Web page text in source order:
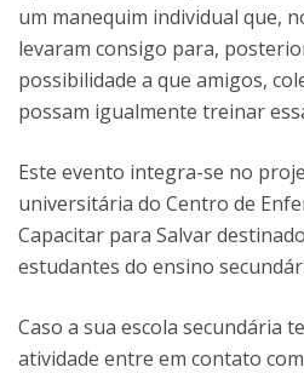
um manequim individual que,
levaram consigo para,
possibilidade a que amigos,
possam igualmente treinar
Este evento integra-se no
universitária do Centro de
Capacitar para Salvar
estudantes do ensino
Caso a sua escola secundária
atividade entre em contato com